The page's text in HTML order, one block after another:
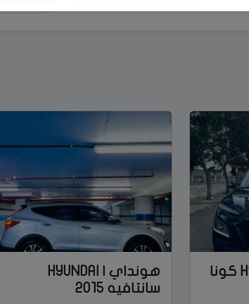
هونداي | HYUNDAI كونا
هونداي | HYUNDAI
سانتافيه 2015